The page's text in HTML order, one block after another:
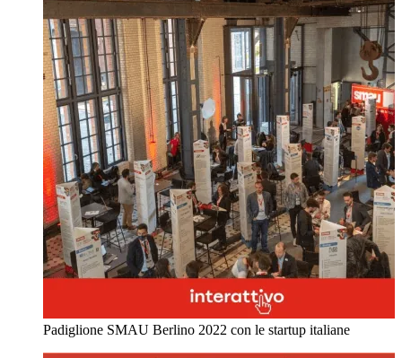
Padiglione SMAU Berlino 2022 con le startup italiane